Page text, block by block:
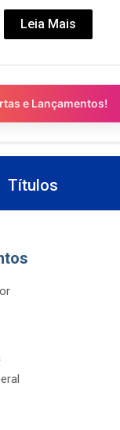
Leia Mais
e Lançamentos!
Títulos